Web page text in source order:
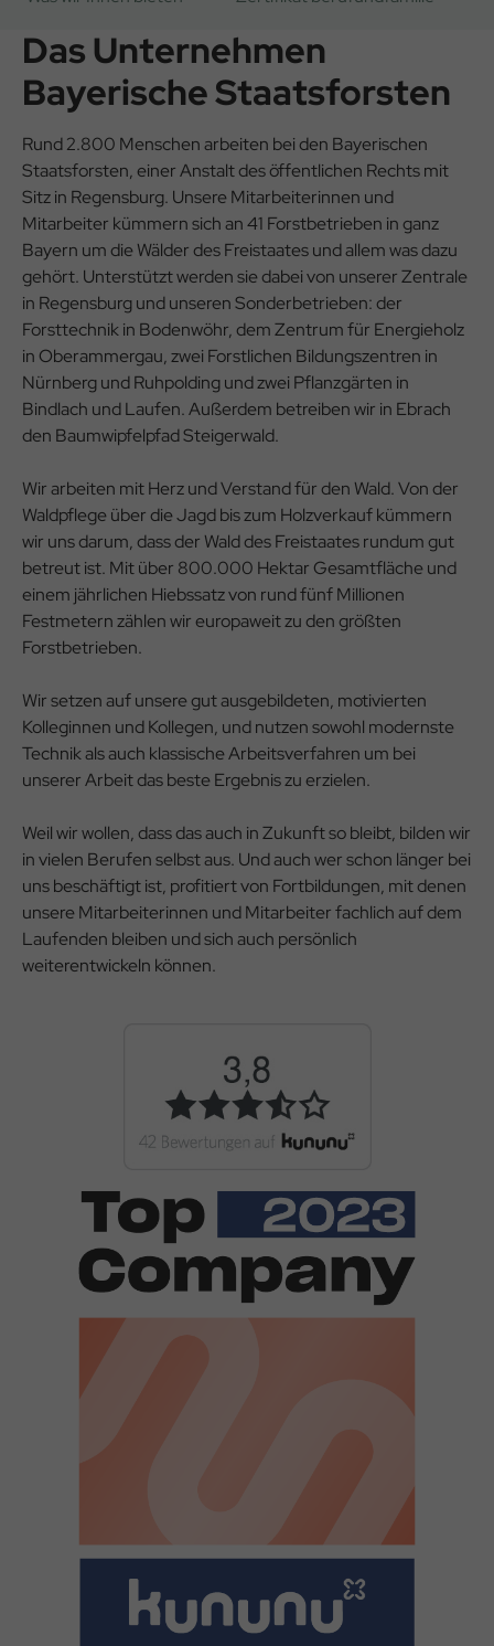
Das Unternehmen
Bayerische Staatsforsten
Rund 2.800 Menschen arbeiten bei den Bayerischen
Staatsforsten, einer Anstalt des öffentlichen Rechts mit
Sitz in Regensburg. Unsere Mitarbeiterinnen und
Mitarbeiter kümmern sich an 41 Forstbetrieben in ganz
Bayern um die Wälder des Freistaates und allem was dazu
gehört. Unterstützt werden sie dabei von unserer Zentrale
in Regensburg und unseren Sonderbetrieben: der
Forsttechnik in Bodenwöhr, dem Zentrum für Energieholz
in Oberammergau, zwei Forstlichen Bildungszentren in
Nürnberg und Ruhpolding und zwei Pflanzgärten in
Bindlach und Laufen. Außerdem betreiben wir in Ebrach
den Baumwipfelpfad Steigerwald.
Wir arbeiten mit Herz und Verstand für den Wald. Von der
Waldpflege über die Jagd bis zum Holzverkauf kümmern
wir uns darum, dass der Wald des Freistaates rundum gut
betreut ist. Mit über 800.000 Hektar Gesamtfläche und
einem jährlichen Hiebssatz von rund fünf Millionen
Festmetern zählen wir europaweit zu den größten
Forstbetrieben.
Wir setzen auf unsere gut ausgebildeten, motivierten
Kolleginnen und Kollegen, und nutzen sowohl modernste
Technik als auch klassische Arbeitsverfahren um bei
unserer Arbeit das beste Ergebnis zu erzielen.
Weil wir wollen, dass das auch in Zukunft so bleibt, bilden wir
in vielen Berufen selbst aus. Und auch wer schon länger bei
uns beschäftigt ist, profitiert von Fortbildungen, mit denen
unsere Mitarbeiterinnen und Mitarbeiter fachlich auf dem
Laufenden bleiben und sich auch persönlich
weiterentwickeln können.